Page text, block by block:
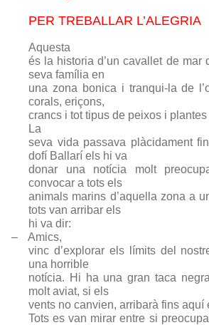
PER TREBALLAR L’ALEGRIA
Aquesta
és la historia d’un cavallet de mar
seva família en
una zona bonica i tranqui-la de
corals, eriçons,
crancs i tot tipus de peixos i
La
seva vida passava plàcidament
dofí Ballarí els hi va
donar una notícia molt
convocar a tots els
animals marins d’aquella zona a
tots van arribar els
hi va dir:
–
Amics,
vinc d’explorar els límits del
una horrible
notícia. Hi ha una gran taca
molt aviat, si els
vents no canvien, arribarà fins aquí
Tots es van mirar entre si